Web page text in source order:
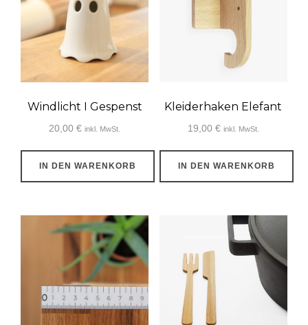
Varianten
Optionen
können
auf
gewählt
werden
Windlicht I Gespenst
20,00€ inkl. MwSt.
IN DEN WARENKORB
Kleiderhaken Elefant
19,00 € inkl. MwSt.
IN DEN WARENKORB